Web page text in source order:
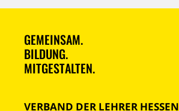
GEMEINSAM.
BILDUNG.
MITGESTALTEN.
VERBAND DER LEHRER HESSEN